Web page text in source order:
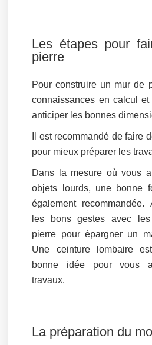
Les étapes pour
pierre
Pour construire un mur de
connaissances en calcul
anticiper les bonnes
Il est recommandé de faire
pour mieux préparer les
Dans la mesure où vous
objets lourds, une bonne
également recommandée.
les bons gestes avec
pierre pour épargner un
Une ceinture lombaire
bonne idée pour vous
travaux.
La préparation du